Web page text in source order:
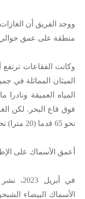
ووجد الفريق أن
منطقة على عمق حوالي 1300 قدم (400
وكانت الفقاعات ترتفع
الميثان المماثلة في
المياه العميقة
فوق قاع البحر. لكن
نحو 65 قدما (20 مترا) تحت سطح المحيط.
أعمق الأسماك على
في
الأسماك البيضاء